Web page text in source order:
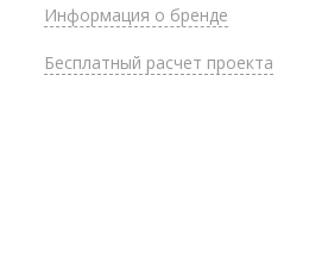
Информация о бренде
Бесплатный расчет проекта